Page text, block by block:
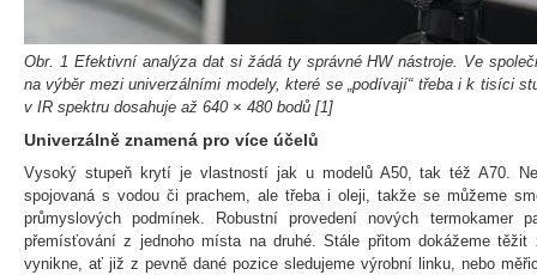
Obr. 1 Efektivní analýza dat si žádá ty správné HW nástroje. Ve
na výběr mezi univerzálními modely, které se „podívají“ třeba i k tisíci
v IR spektru dosahuje až 640 × 480 bodů [1]
Univerzálně znamená pro více účelů
Vysoký stupeň krytí je vlastností jak u modelů A50, tak též A70.
spojovaná s vodou či prachem, ale třeba i oleji, takže se můžeme
průmyslových podmínek. Robustní provedení nových termokamer
přemísťování z jednoho místa na druhé. Stále přitom dokážeme těžit
vynikne, ať již z pevně dané pozice sledujeme výrobní linku, nebo